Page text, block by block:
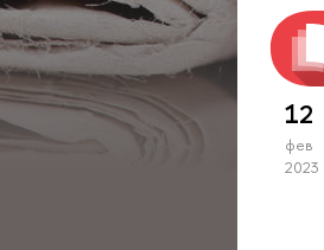
12
фев
2023